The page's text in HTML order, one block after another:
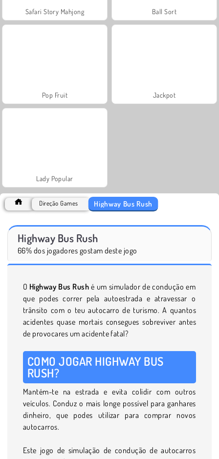
Safari Story Mahjong Ball Sort
Pop Fruit Jackpot
Lady Popular
Direção Games Highway Bus Rush
Highway Bus Rush
66% dos jogadores gostam deste jogo
O Highway Bus Rushé um simulador de condução em
que podes correr pela autoestrada e atravessar o
trânsito com o teu autocarro de turismo. A quantos
acidentes quase mortais consegues sobreviver antes
de provocares um acidente fatal?
COMO JOGAR HIGHWAY BUS
RUSH?
Mantém-te na estrada e evita colidir com outros
veículos. Conduz o mais longe possível para ganhares
dinheiro, que podes utilizar para comprar novos
autocarros.
Este jogo de simulação de condução de autocarros